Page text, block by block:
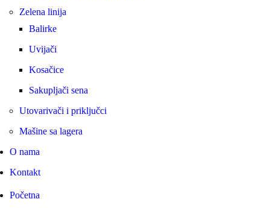
Zelena linija
Balirke
Uvijači
Kosačice
Sakupljači sena
Utovarivači i priključci
Mašine sa lagera
O nama
Kontakt
Početna